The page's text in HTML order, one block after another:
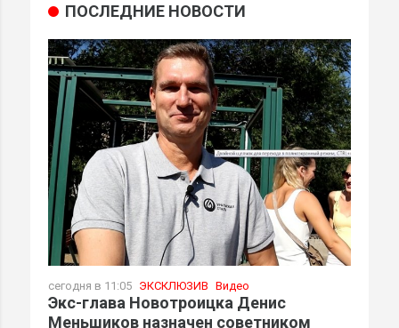
ПОСЛЕДНИЕ НОВОСТИ
сегодня в 11:05 ЭКСКЛЮЗИВ Видео
Экс-глава Новотроицка Денис
Меньшиков назначен советником